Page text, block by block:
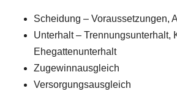
Scheidung – Voraussetzungen,
Unterhalt – Trennungsunterhalt,
Ehegattenunterhalt
Zugewinnausgleich
Versorgungsausgleich